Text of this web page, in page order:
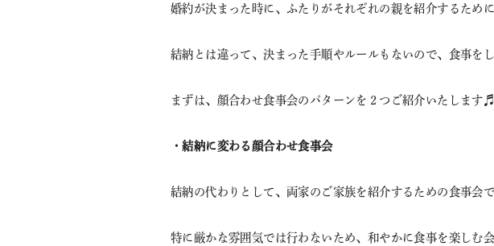
婚約が決まった時に、ふたりがそれぞれの親を紹介するため
結納とは違って、決まった手順やルールもないので、食事
まずは、顔合わせ食事会のパターンを２つご紹介いたします♬
・結納に変わる顔合わせ食事会
結納の代わりとして、両家のご家族を紹介するための食事会で
特に厳かな雰囲気では行わないため、和やかに食事を楽しむ